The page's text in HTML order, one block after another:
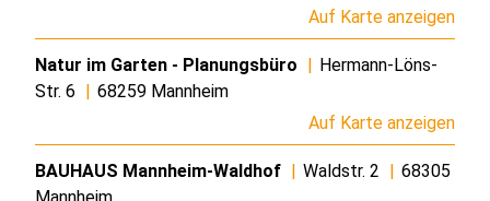
Auf Karte anzeigen
Natur im Garten - Planungsbüro
Hermann-Löns-
Str. 6
68259 Mannheim
Auf Karte anzeigen
BAUHAUS Mannheim-Waldhof Waldstr. 2
68305